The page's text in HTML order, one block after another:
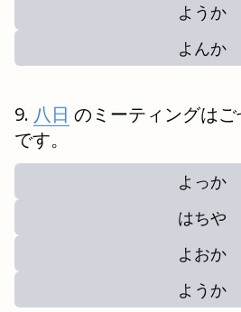
ようか
よんか
八日 のミーティングは
です。
よっか
はちや
よおか
ようか